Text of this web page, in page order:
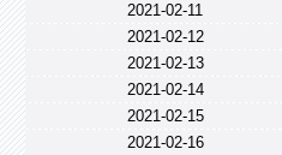
2021-02-11
2021-02-12
2021-02-13
2021-02-14
2021-02-15
2021-02-16